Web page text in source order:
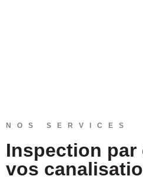
NOS SERVICES
Inspection par
vos